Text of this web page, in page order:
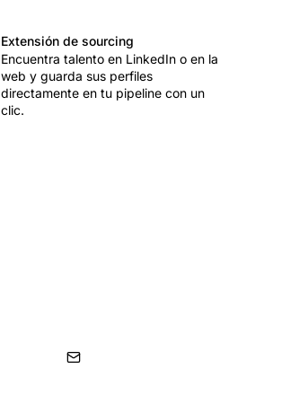
Extensión de sourcing
Encuentra talento en LinkedIn o en la
web y guarda sus perfiles
directamente en tu pipeline con un
clic.